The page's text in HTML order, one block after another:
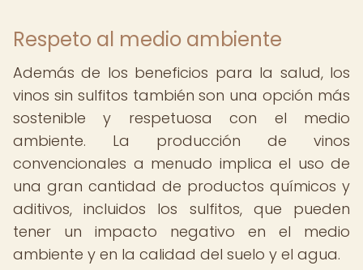
Respeto al medio ambiente
Además de los beneficios para la salud, los
vinos sin sulfitos también son una opción más
sostenible y respetuosa con el medio
ambiente. La producción de vinos
convencionales a menudo implica el uso de
una gran cantidad de productos químicos y
aditivos, incluidos los sulfitos, que pueden
tener un impacto negativo en el medio
ambiente y en la calidad del suelo y el agua.